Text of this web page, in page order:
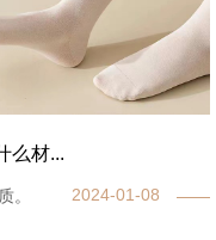
么材...
。 2024-01-08